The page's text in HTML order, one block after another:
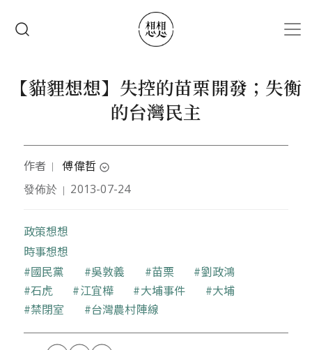
【貓貍想想】失控的苗栗開發；失衡
的台灣民主
作者 ｜ 傅偉哲 expand_circle_down
苗栗後生、清華大學社會學研究所碩士生。2010年因
衝擊進而開始反思成長的過程，想想有沒有回苗栗做
點事情的可能。
發佈於 ｜ 2013-07-24
政策想想
時事想想
關鍵字
國民黨 吳敦義 苗栗
劉政鴻
石虎
江宜樺 大埔事件
大埔
禁閉室
台灣農村陣線